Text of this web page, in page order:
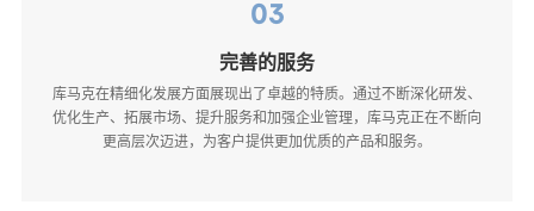
03
完善的服务
库马克在精细化发展方面展现出了卓越的特质。通过不断深化研发、
优化生产、拓展市场、提升服务和加强企业管理，库马克正在不断向
更高层次迈进，为客户提供更加优质的产品和服务。